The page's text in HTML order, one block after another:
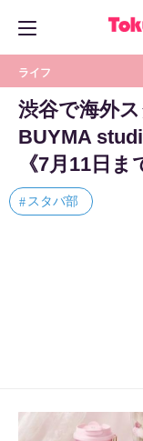
ライフ
渋谷で海外
BUYMA
《7月11日ま
スタバ部